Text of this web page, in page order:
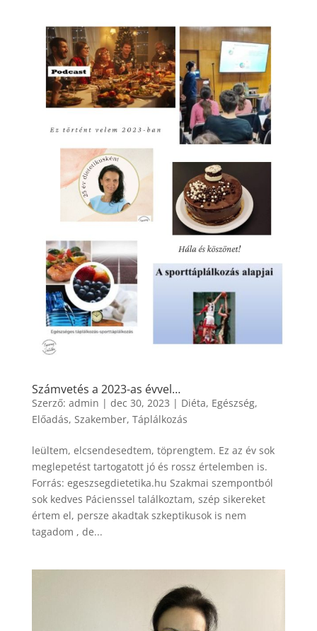
Számvetés a 2023-as évvel…
Szerző: admin | dec 30, 2023 | Diéta, Egészség,
Előadás, Szakember, Táplálkozás
leültem, elcsendesedtem, töprengtem. Ez az év sok
meglepetést tartogatott jó és rossz értelemben is.
Forrás: egeszsegdietetika.hu Szakmai szempontból
sok kedves Pácienssel találkoztam, szép sikereket
értem el, persze akadtak szkeptikusok is nem
tagadom , de...